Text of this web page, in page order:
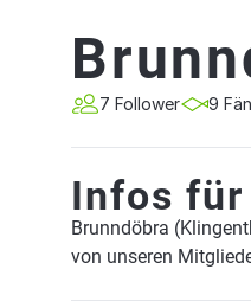
7 Follower 9
Infos
Brunndöbra
von unseren